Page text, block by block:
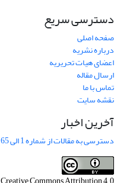
دسترسی سریع
صفحه اصلی
درباره نشریه
اعضای هیات تحریریه
ارسال مقاله
تماس با ما
نقشه سایت
آخرین اخبار
دسترسی به مقالات از شماره 1 الی 65 پژوهشهای جغرافیایی